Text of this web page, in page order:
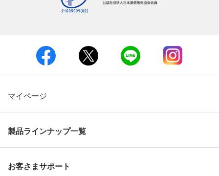
マイページ
製品ラインナップ一覧
お客さまサポート